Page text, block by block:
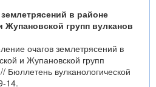
в районе
Жупановской групп вулканов
очагов землетрясений в
и Жупановской групп
Бюллетень вулканологической
14.